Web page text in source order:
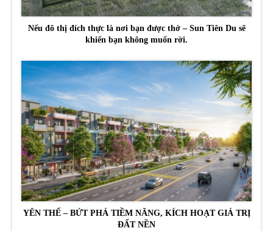
Nếu đô thị đích thực là nơi bạn được thở – Sun Tiên Du sẽ
khiến bạn không muốn rời.
YÊN THẾ – BỨT PHÁ TIỀM NĂNG, KÍCH HOẠT GIÁ TRỊ
ĐẤT NỀN